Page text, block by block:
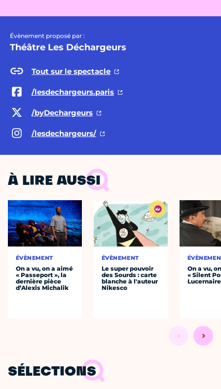
Évènement proposé par :
Théâtre Les Déchargeurs
Tout sur le spectacle
/lesdechargeurs.paris
/byDechargeurs
/lesdechargeurs/
À LIRE AUSSI
ÉVÈNEMENT
On a vu, on a aimé
« Passeport », la
dernière pièce
d’Alexis Michalik
ÉVÈNEMENT
Le super pouvoir
des Sourds : carte
blanche à l'auteur
Nikesco
On a vu,
« Silent
Lucernaire
SÉLECTIONS